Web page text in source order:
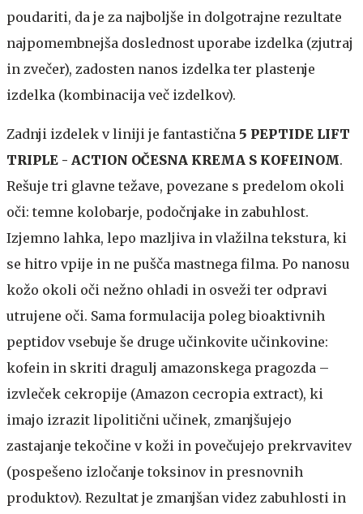
poudariti, da je za najboljše in dolgotrajne rezultate
najpomembnejša doslednost uporabe izdelka (zjutraj
in zvečer), zadosten nanos izdelka ter plastenje
izdelka (kombinacija več izdelkov).
Zadnji izdelek v liniji je fantastična 5 PEPTIDE LIFT
TRIPLE - ACTION OČESNA KREMA S KOFEINOM.
Rešuje tri glavne težave, povezane s predelom okoli
oči: temne kolobarje, podočnjake in zabuhlost.
Izjemno lahka, lepo mazljiva in vlažilna tekstura, ki
se hitro vpije in ne pušča mastnega filma. Po nanosu
kožo okoli oči nežno ohladi in osveži ter odpravi
utrujene oči. Sama formulacija poleg bioaktivnih
peptidov vsebuje še druge učinkovite učinkovine:
kofein in skriti dragulj amazonskega pragozda –
izvleček cekropije (Amazon cecropia extract), ki
imajo izrazit lipolitični učinek, zmanjšujejo
zastajanje tekočine v koži in povečujejo prekrvavitev
(pospešeno izločanje toksinov in presnovnih
produktov). Rezultat je zmanjšan videz zabuhlosti in